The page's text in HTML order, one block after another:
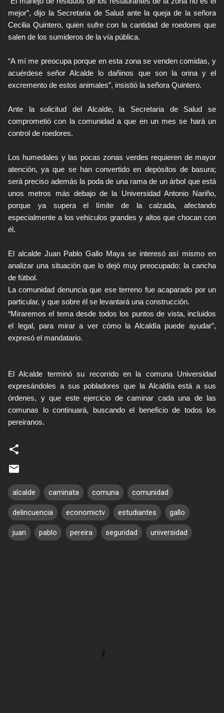
mejor”, dijo la Secretaria de Salud ante la queja de la señora
Cecilia Quintero, quien sufre con la cantidad de roedores que
salen de los sumideros de la vía pública.
“A mí me preocupa porque en esta zona se venden comidas, y
acuérdese señor Alcalde lo dañinos que son la orina y el
excremento de estos animales”, insistió la señora Quintero.
Ante la solicitud del Alcalde, la Secretaria de Salud se
comprometió con la comunidad a que en un mes se hará un
control de roedores.
Los humedales y las pocas zonas verdes requieren de mayor
atención, ya que se han convertido en depósitos de basura;
será preciso además la poda de una rama de un árbol que está
unos metros más debajo de la Universidad Antonio Nariño,
porque ya supera el límite de la calzada, afectando
especialmente a los vehículos grandes y altos que chocan con
él.
El alcalde Juan Pablo Gallo Maya se interesó así mismo en
analizar una situación que lo dejó muy preocupado: la cancha
de fútbol.
La comunidad denuncia que ese terreno fue acaparado por un
particular, y que sobre él se levantará una construcción.
“Miraremos el tema desde todos los puntos de vista, incluidos
el legal, para mirar a ver cómo la Alcaldía puede ayudar”,
expresó el mandatario.
El Alcalde terminó su recorrido en la comuna Universidad
expresándoles a sus pobladores que la Alcaldía está a sus
órdenes, y que este ejercicio de caminar cada una de las
comunas lo continuará, buscando el beneficio de todos los
pereiranos.
alcalde caminata comuna comunidad
delincuencia economictv estudiantes gallo
juan pablo pereira seguridad universidad